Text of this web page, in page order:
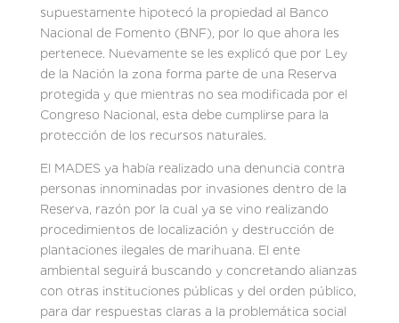
supuestamente hipotecó la propiedad al Banco
Nacional de Fomento (BNF), por lo que ahora les
pertenece. Nuevamente se les explicó que por Ley
de la Nación la zona forma parte de una Reserva
protegida y que mientras no sea modificada por el
Congreso Nacional, esta debe cumplirse para la
protección de los recursos naturales.
El MADES ya había realizado una denuncia contra
personas innominadas por invasiones dentro de la
Reserva, razón por la cual ya se vino realizando
procedimientos de localización y destrucción de
plantaciones ilegales de marihuana. El ente
ambiental seguirá buscando y concretando alianzas
con otras instituciones públicas y del orden público,
para dar respuestas claras a la problemática social